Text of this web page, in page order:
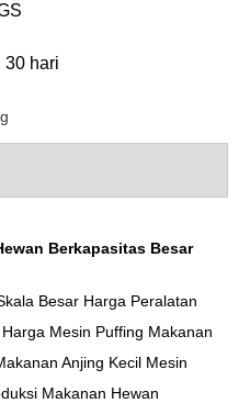
30 hari
Berkapasitas Besar
Besar Harga Peralatan
Mesin Puffing Makanan
Anjing Kecil Mesin
Makanan Hewan